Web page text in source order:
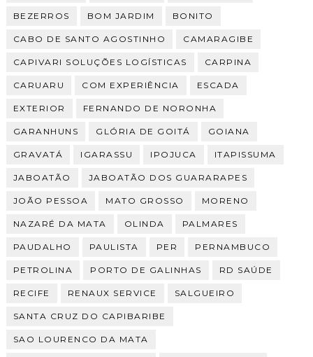
BEZERROS BOM JARDIM BONITO
CABO DE SANTO AGOSTINHO CAMARAGIBE
CAPIVARI SOLUÇÕES LOGÍSTICAS CARPINA
CARUARU COM EXPERIÊNCIA ESCADA
EXTERIOR FERNANDO DE NORONHA
GARANHUNS GLÓRIA DE GOITÁ GOIANA
GRAVATÁ IGARASSU IPOJUCA ITAPISSUMA
JABOATÃO JABOATÃO DOS GUARARAPES
JOÃO PESSOA MATO GROSSO MORENO
NAZARÉ DA MATA OLINDA PALMARES
PAUDALHO PAULISTA PER PERNAMBUCO
PETROLINA PORTO DE GALINHAS RD SAÚDE
RECIFE RENAUX SERVICE SALGUEIRO
SANTA CRUZ DO CAPIBARIBE
SAO LOURENCO DA MATA